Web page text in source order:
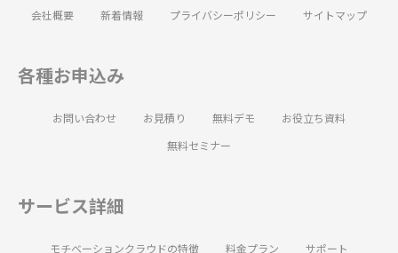
会社概要 新着情報 プライバシーポリシー サイトマップ
各種お申込み
お問い合わせ お見積り 無料デモ
お役立ち資料
無料セミナー
サービス詳細
モチベーションクラウドの特徴 料金プラン サポート